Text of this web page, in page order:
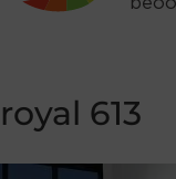
royal 613